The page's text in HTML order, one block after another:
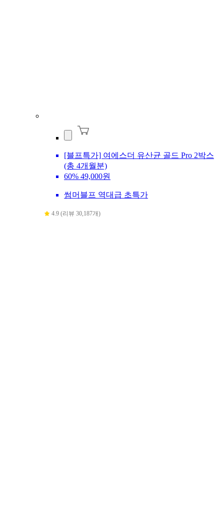
[블프특가] 여에스더 유산균 골드 Pro 2박스
(총 4개월분)
60% 49,000원
썸머블프 역대급 초특가
4.9 (리뷰 30,187개)